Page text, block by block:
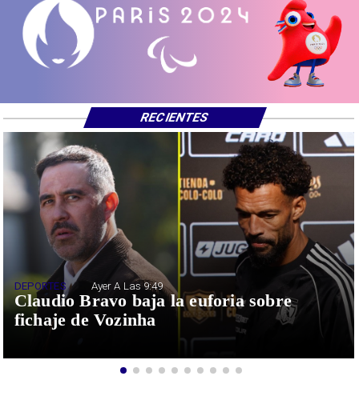
Claudio Bravo baja la euforia sobre
fichaje de Vozinha
DEPORTES Ayer A Las 9:49
RECIENTES